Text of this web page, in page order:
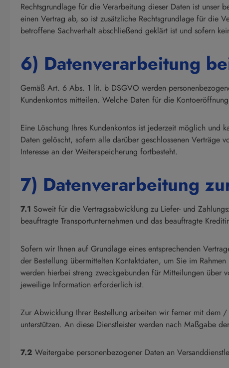
Rechtsgrundlage für die Verarbeitung dieser Daten ist unser
einen Vertrag ab, so ist zusätzliche Rechtsgrundlage für die
betroffene Sachverhalt abschließend geklärt ist und sofern
6) Datenverarbeitung
Gemäß Art. 6 Abs. 1 lit. b DSGVO werden
Kundenkontos mitteilen. Welche Daten für die
Eine Löschung Ihres Kundenkontos ist jederzeit möglich
Daten gelöscht, sofern alle darüber geschlossenen Verträge
Interesse an der Weiterspeicherung fortbesteht.
7) Datenverarbeitung
7.1 Soweit für die Vertragsabwicklung zu Liefer- und
beauftragte Transportunternehmen und das beauftragte
Sofern wir Ihnen auf Grundlage eines entsprechenden
der Bestellung übermittelten Kontaktdaten, um Sie im
werden hierbei streng zweckgebunden für Mitteilungen über
jeweilige Information erforderlich ist.
Zur Abwicklung Ihrer Bestellung arbeiten wir ferner mit dem
unterstützen. An diese Dienstleister werden nach Maßgabe
7.2 Weitergabe personenbezogener Daten an